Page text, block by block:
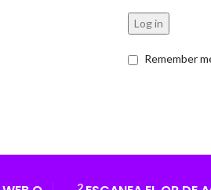
Log in
Remember
2.